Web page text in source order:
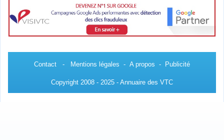
Contact - Mentions légales - A propos - Publicité
Copyright 2008 - 2025 - Annuaire des VTC